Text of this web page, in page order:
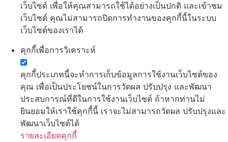
เว็บไซต์ เพื่อให้คุณสามารถใช้ได้อย่างเป็นปกติ และเข้าชม
เว็บไซต์ คุณไม่สามารถปิดการทำงานของคุกกี้นี้ในระบบ
เว็บไซต์ของเราได้
คุกกี้เพื่อการวิเคราะห์
คุกกี้ประเภทนี้จะทำการเก็บข้อมูลการใช้งานเว็บไซต์ของ
คุณ เพื่อเป็นประโยชน์ในการวัดผล ปรับปรุง และพัฒนา
ประสบการณ์ที่ดีในการใช้งานเว็บไซต์ ถ้าหากท่านไม่
ยินยอมให้เราใช้คุกกี้นี้ เราจะไม่สามารถวัดผล ปรับปรุงและ
พัฒนาเว็บไซต์ได้
รายละเอียดคุกกี้